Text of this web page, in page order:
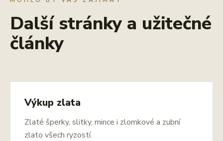
Další stránky a užitečné
články
Výkup zlata
Zlaté šperky, slitky, mince i zlomkové a zubní
zlato všech ryzostí.